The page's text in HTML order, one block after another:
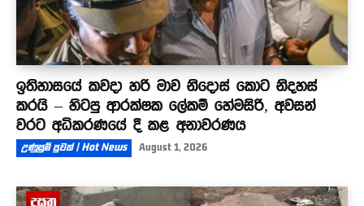
ඉතිහාසයේ කවදා හරි මාව නිදොස් කොට නිදහස්
කරයි – හිටපු ආරක්ෂක ලේකම් හේමසිරි, අවසන්
වරට අධිකරණයේ දී කළ අනාවරණය
උණුසුම් පුවත් | Hot News August 1, 2026